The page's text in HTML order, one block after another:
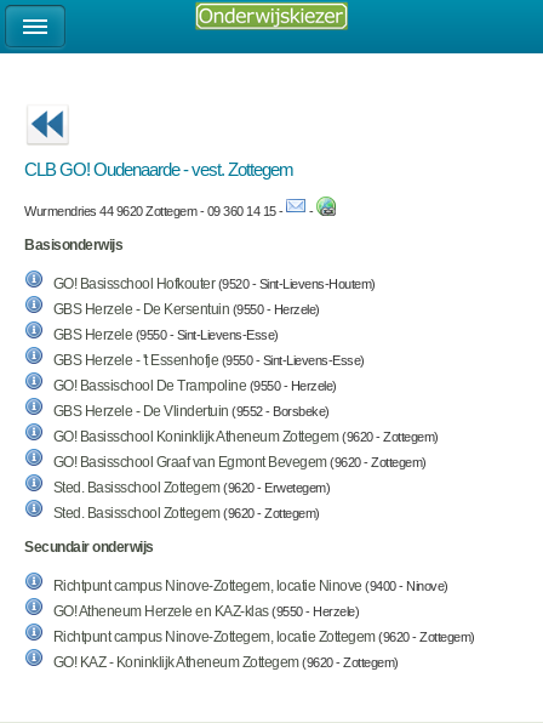
CLB GO! Oudenaarde - vest. Zottegem
Wurmendries 44 9620 Zottegem - 09 360 14 15 - -
Basisonderwijs
GO! Basisschool Hofkouter(9520 - Sint-Lievens-Houtem)
GBS Herzele - De Kersentuin (9550 - Herzele)
GBS Herzele (9550 - Sint-Lievens-Esse)
GBS Herzele - 't Essenhofje (9550 - Sint-Lievens-Esse)
GO! Bassischool De Trampoline (9550 - Herzele)
GBS Herzele - De Vlindertuin (9552 - Borsbeke)
GO! Basisschool Koninklijk Atheneum Zottegem(9620 - Zottegem)
GO! Basisschool Graaf van Egmont Bevegem(9620 - Zottegem)
Sted. Basisschool Zottegem(9620 - Erwetegem)
Sted. Basisschool Zottegem(9620 - Zottegem)
Secundair onderwijs
Richtpunt campus Ninove-Zottegem, locatie Ninove (9400 - Ninove)
GO! Atheneum Herzele en KAZ-klas(9550 - Herzele)
Richtpunt campus Ninove-Zottegem, locatie Zottegem(9620 - Zottegem)
GO! KAZ - Koninklijk Atheneum Zottegem(9620 - Zottegem)